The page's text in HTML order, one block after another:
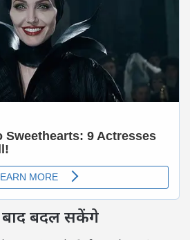
बाद बदल सकेंगे